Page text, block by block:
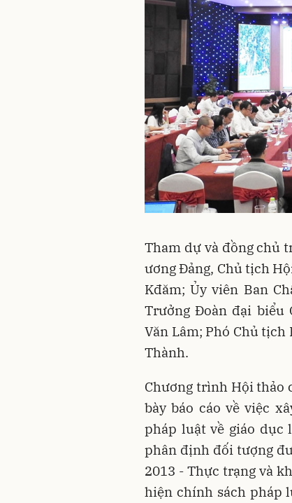
Tham dự và đồng chủ
ương Đảng, Chủ tịch
Kđăm; Ủy viên Ban
Trưởng Đoàn đại biểu
Văn Lâm; Phó Chủ
Thành.
Chương trình Hội thảo
bày báo cáo về việc
pháp luật về giáo dục
phân định đối tượng
2013 - Thực trạng và
hiện chính sách pháp